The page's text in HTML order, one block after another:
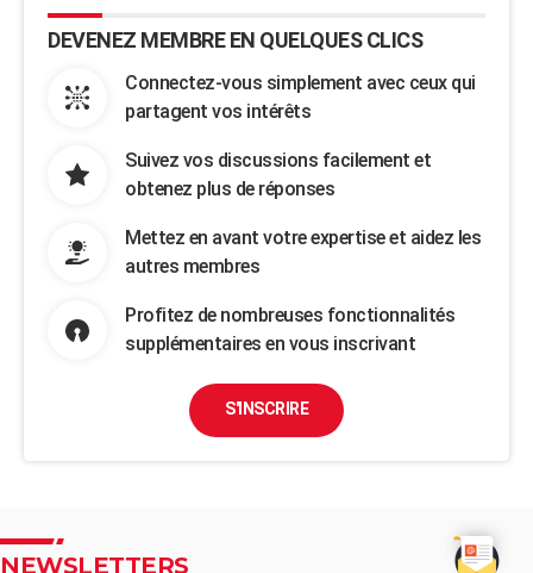
DEVENEZ MEMBRE EN QUELQUES CLICS
Connectez-vous simplement avec ceux qui
partagent vos intérêts
Suivez vos discussions facilement et
obtenez plus de réponses
Mettez en avant votre expertise et aidez les
autres membres
Profitez de nombreuses fonctionnalités
supplémentaires en vous inscrivant
S'INSCRIRE
NEWSLETTERS